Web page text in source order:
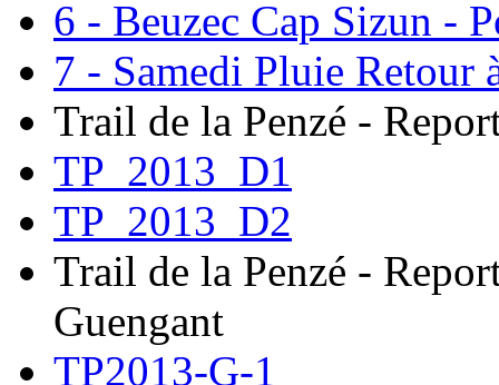
6 - Beuzec Cap Sizun -
7 - Samedi Pluie Retour
Trail de la Penzé -
TP_2013_D1
TP_2013_D2
Trail de la Penzé -
Guengant
TP2013-G-1